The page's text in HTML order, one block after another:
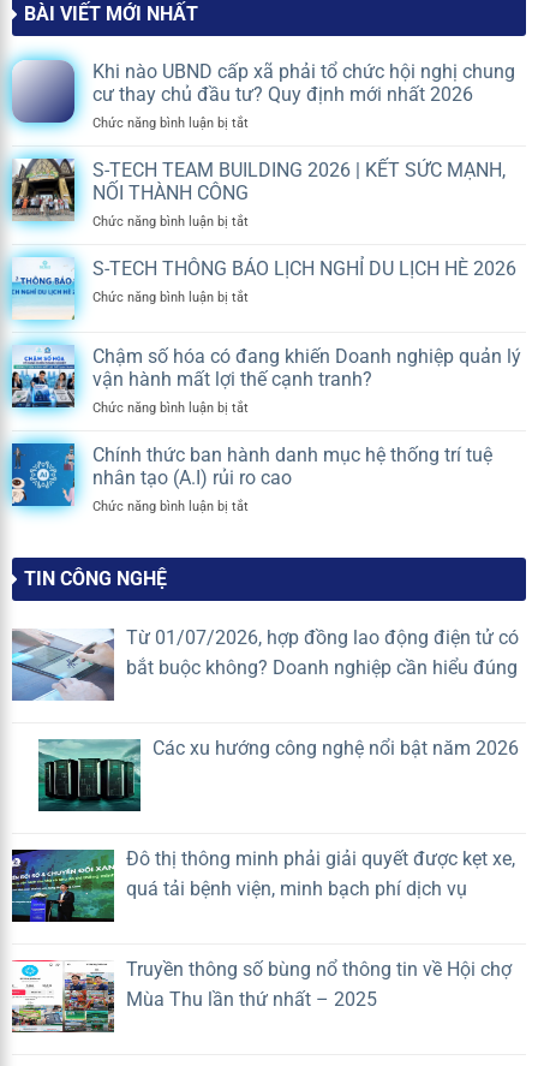
BÀI VIẾT MỚI NHẤT
Khi nào UBND cấp xã phải tổ chức hội nghị chung
cư thay chủ đầu tư? Quy định mới nhất 2026
Chức năng bình luận bị tắtở
nào
xã
tổ
hội
cư
thay
chủ
tư?
định
mới
S-TECH TEAM BUILDING 2026 | KẾT SỨC MẠNH,
NỐI THÀNH CÔNG
Chức năng bình luận bị tắtở
TECH
BUILDING
KẾT
SỨC
MẠNH,
THÀNH
CÔNG
S-TECH THÔNG BÁO LỊCH NGHỈ DU LỊCH HÈ 2026
Chức năng bình luận bị tắtở
THÔNG
BÁO
LỊCH
HÈ
2026
Chậm số hóa có đang khiến Doanh nghiệp quản lý
vận hành mất lợi thế cạnh tranh?
Chức năng bình luận bị tắtở
số
có
đang
vận
hành
mất
tranh?
Chính thức ban hành danh mục hệ thống trí tuệ
nhân tạo (A.I) rủi ro cao
Chức năng bình luận bị tắtở
mục
hệ
thống
tạo
TIN CÔNG NGHỆ
Từ 01/07/2026, hợp đồng lao động điện tử có
bắt buộc không? Doanh nghiệp cần hiểu đúng
Các xu hướng công nghệ nổi bật năm 2026
Đô thị thông minh phải giải quyết được kẹt xe,
quá tải bệnh viện, minh bạch phí dịch vụ
Truyền thông số bùng nổ thông tin về Hội chợ
Mùa Thu lần thứ nhất – 2025